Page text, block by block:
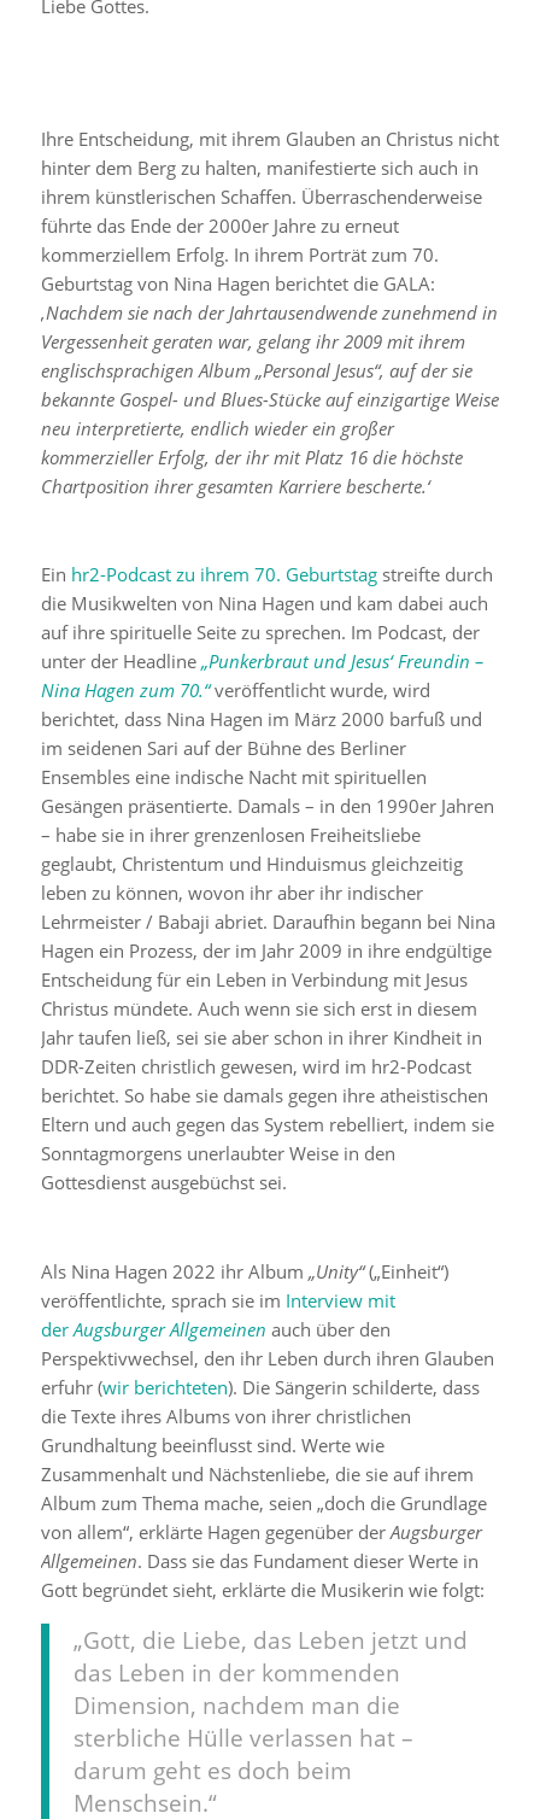
Liebe Gottes.
Ihre Entscheidung, mit ihrem Glauben an Christus nicht
hinter dem Berg zu halten, manifestierte sich auch in
ihrem künstlerischen Schaffen. Überraschenderweise
führte das Ende der 2000er Jahre zu erneut
kommerziellem Erfolg. In ihrem Porträt zum 70.
Geburtstag von Nina Hagen berichtet die GALA:
‚Nachdem sie nach der Jahrtausendwende zunehmend in
Vergessenheit geraten war, gelang ihr 2009 mit ihrem
englischsprachigen Album „Personal Jesus“, auf der sie
bekannte Gospel- und Blues-Stücke auf einzigartige Weise
neu interpretierte, endlich wieder ein großer
kommerzieller Erfolg, der ihr mit Platz 16 die höchste
Chartposition ihrer gesamten Karriere bescherte.‘
Ein hr2-Podcast zu ihrem 70. Geburtstagstreifte durch
die Musikwelten von Nina Hagen und kam dabei auch
auf ihre spirituelle Seite zu sprechen. Im Podcast, der
unter der Headline „Punkerbraut und Jesus‘ Freundin –
Nina Hagen zum 70.“veröffentlicht wurde, wird
berichtet, dass Nina Hagen im März 2000 barfuß und
im seidenen Sari auf der Bühne des Berliner
Ensembles eine indische Nacht mit spirituellen
Gesängen präsentierte. Damals – in den 1990er Jahren
– habe sie in ihrer grenzenlosen Freiheitsliebe
geglaubt, Christentum und Hinduismus gleichzeitig
leben zu können, wovon ihr aber ihr indischer
Lehrmeister / Babaji abriet. Daraufhin begann bei Nina
Hagen ein Prozess, der im Jahr 2009 in ihre endgültige
Entscheidung für ein Leben in Verbindung mit Jesus
Christus mündete. Auch wenn sie sich erst in diesem
Jahr taufen ließ, sei sie aber schon in ihrer Kindheit in
DDR-Zeiten christlich gewesen, wird im hr2-Podcast
berichtet. So habe sie damals gegen ihre atheistischen
Eltern und auch gegen das System rebelliert, indem sie
Sonntagmorgens unerlaubter Weise in den
Gottesdienst ausgebüchst sei.
Als Nina Hagen 2022 ihr Album „Unity“(„Einheit“)
veröffentlichte, sprach sie im Interview mit
derAugsburger Allgemeinen auch über den
Perspektivwechsel, den ihr Leben durch ihren Glauben
erfuhr (wir berichteten). Die Sängerin schilderte, dass
die Texte ihres Albums von ihrer christlichen
Grundhaltung beeinflusst sind. Werte wie
Zusammenhalt und Nächstenliebe, die sie auf ihrem
Album zum Thema mache, seien „doch die Grundlage
von allem“, erklärte Hagen gegenüber der Augsburger
Allgemeinen. Dass sie das Fundament dieser Werte in
Gott begründet sieht, erklärte die Musikerin wie folgt:
„Gott, die Liebe, das Leben jetzt und
das Leben in der kommenden
Dimension, nachdem man die
sterbliche Hülle verlassen hat –
darum geht es doch beim
Menschsein.“